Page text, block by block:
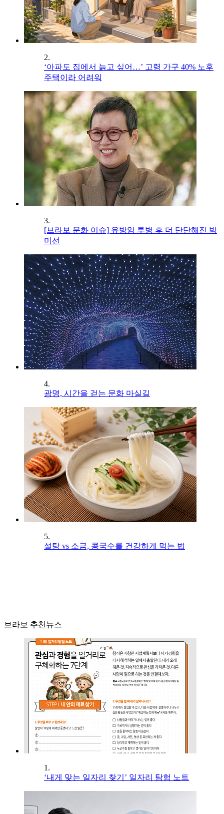
2.
‘아파도 집에서 늙고 싶어…’ 고령 가구 40% 노후
주택이라 어려워
3.
[브라보 문화 이슈] 유방암 투병 후 더 단단해진 박
미선
4.
광명, 시간을 걷는 문화 마실길
5.
설탕 vs 소금, 콩국수를 건강하게 먹는 법
브라보 추천뉴스
1.
‘내게 맞는 일자리 찾기’ 일자리 탐험 노트